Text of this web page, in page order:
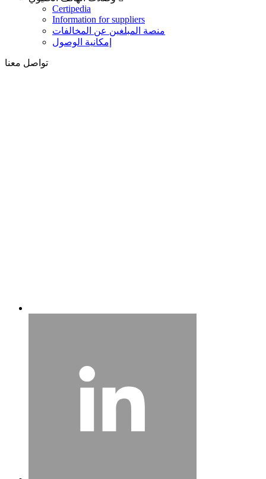
Certipedia
Information for suppliers
منصة المبلغين عن المخالفات
إمكانية الوصول
تواصل معنا